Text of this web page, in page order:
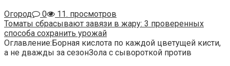
Огород
0
11. просмотров
Томаты сбрасывают завязи в жару: 3 проверенных
способа сохранить урожай
Оглавление:Борная кислота по каждой цветущей кисти,
а не дважды за сезонЗола с сывороткой против